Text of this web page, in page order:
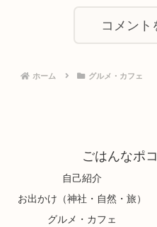
コメント
ホーム グルメ・カフェ
ごはんなポ
自己紹介
お出かけ（神社・自然・旅）
グルメ・カフェ